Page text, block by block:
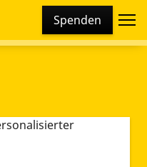
Spenden
Cookies und
Cookies und